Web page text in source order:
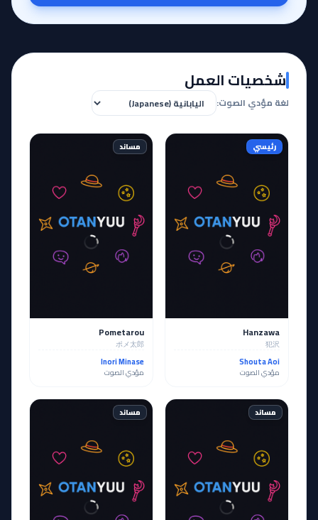
شخصيات العمل
لغة مؤدي الصوت:
رئيسي
Hanzawa
犯沢
Shouta Aoi
مؤدي الصوت
مساند
Pometarou
ポメ太郎
Inori Minase
مؤدي الصوت
مساند مساند